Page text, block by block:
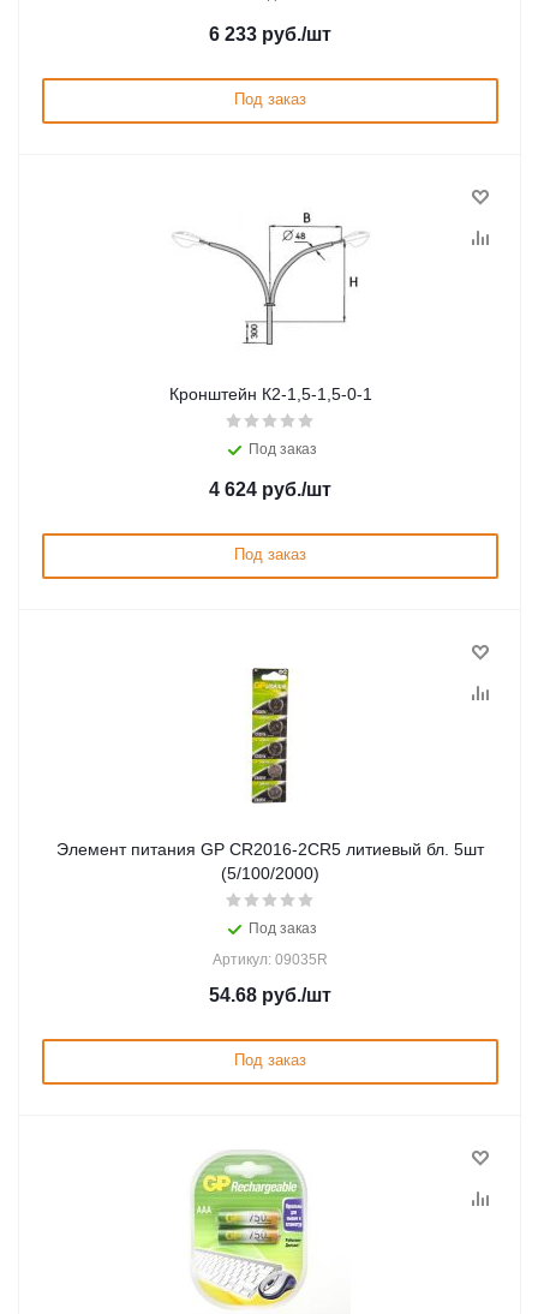
6 233 руб./шт
Под заказ
Кронштейн К2-1,5-1,5-0-1
Под заказ
4 624 руб./шт
Под заказ
Элемент питания GP CR2016-2CR5 литиевый бл. 5шт
(5/100/2000)
Под заказ
Артикул: 09035R
54.68 руб./шт
Под заказ